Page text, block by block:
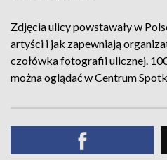
Zdjęcia ulicy powstawały w
artyści i jak zapewniają
czołówka fotografii ulicznej.
można oglądać w Centrum